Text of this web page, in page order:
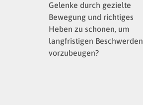
Gelenke durch gezielte
Bewegung und richtiges
Heben zu schonen, um
langfristigen Beschwerden
vorzubeugen?